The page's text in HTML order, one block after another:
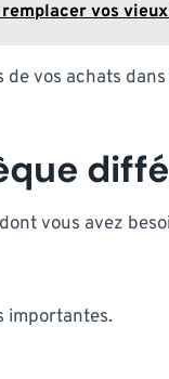
vos
vos achats
vous avez
importantes.